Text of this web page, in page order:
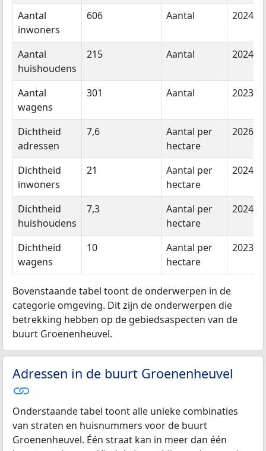
Aantal
inwoners
606 Aantal 2024
Aantal
huishoudens
215 Aantal 2024
Aantal
wagens
301 Aantal 2023
Dichtheid
adressen
7,6
Aantal per
hectare
2026
Dichtheid
inwoners
21
Aantal per
hectare
2024
Dichtheid
huishoudens
7,3
Aantal per
hectare
2024
Dichtheid
wagens
10
Aantal per
hectare
2023
Bovenstaande tabel toont de onderwerpen in de
categorie omgeving. Dit zijn de onderwerpen die
betrekking hebben op de gebiedsaspecten van de
buurt Groenenheuvel.
Adressen in de buurt Groenenheuvel
Onderstaande tabel toont alle unieke combinaties
van straten en huisnummers voor de buurt
Groenenheuvel. Één straat kan in meer dan één